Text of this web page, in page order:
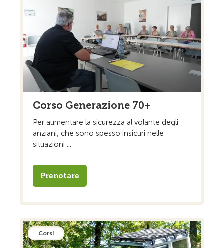
Corso Generazione 70+
Per aumentare la sicurezza al volante degli
anziani, che sono spesso insicuri nelle
situazioni ...
Prenotare
Corsi